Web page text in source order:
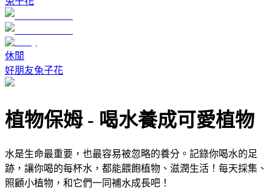
休閒
好朋友兔子花
植物保姆 - 喝水養成可愛植物
水是生命最重要，也最容易被忽略的養分。記錄你喝水的足
跡，讓你喝的每杯水，都能餵飽植物、滋潤生活！每天採集、
照顧小植物，和它們一同補水成長吧！